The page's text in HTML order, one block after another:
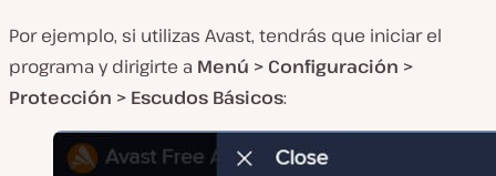
Por ejemplo, si utilizas Avast, tendrás que iniciar el
programa y dirigirte a Menú > Configuración >
Protección > Escudos Básicos: